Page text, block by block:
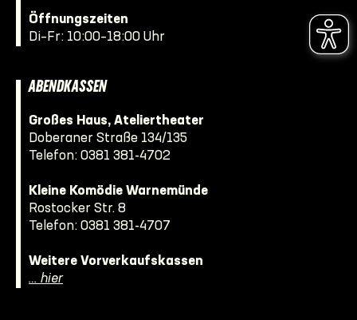
Öffnungszeiten
Di–Fr: 10:00–18:00 Uhr
ABENDKASSEN
Großes Haus, Ateliertheater
Doberaner Straße 134/135
Telefon: 0381 381-4702
Kleine Komödie Warnemünde
Rostocker Str. 8
Telefon: 0381 381-4707
Weitere Vorverkaufskassen
… hier